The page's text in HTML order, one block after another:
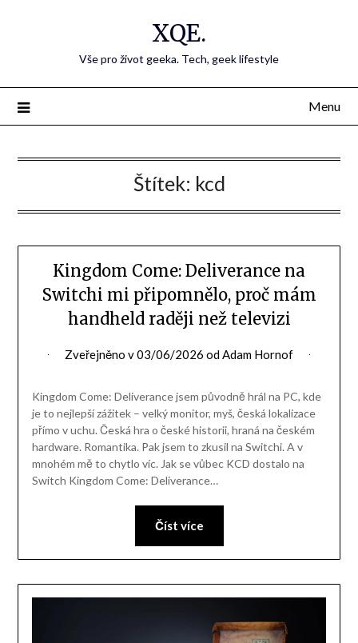
XQE.
Vše pro život geeka. Tech, geek lifestyle
Menu
Štítek: kcd
Kingdom Come: Deliverance na
Switchi mi připomnělo, proč mám
handheld raději než televizi
Zveřejněno v03/06/2026 odAdam Hornof
Kingdom Come: Deliverance jsem původně hrál na PC, kde
je to nejlepší zážitek – velký monitor, myš, česká lokalizace
přímo v uchu. Česká hra o české historii, hraná na českém
hardware. Romantika. Pak jsem to zkusil na Switchi. A v
mnohém mě to chytlo víc. Jak se vůbec KCD dostalo na
Switch Kingdom Come: Deliverance…
Číst více